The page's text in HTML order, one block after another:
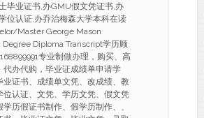
毕业证书,办GMU假文凭证书,办
位认证,办乔治梅森大学本科在读
Master George Mason
Diploma Transcript学历顾
专业制做办理，购买、高
代办代购，毕业证成绩单申请学
业证书、成绩单文凭、改成绩、教
位认证、文凭、学历文凭、假文凭
历假证书制作、假学历制作、、